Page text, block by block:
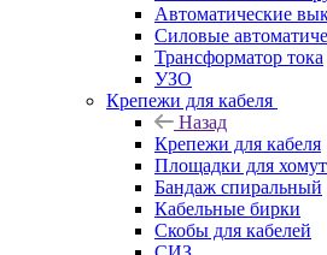
Автоматические
Силовые
Трансформатор тока
УЗО
Крепежи для кабеля
Назад
Крепежи для кабеля
Площадки для
Бандаж спиральный
Кабельные бирки
Cкобы для кабелей